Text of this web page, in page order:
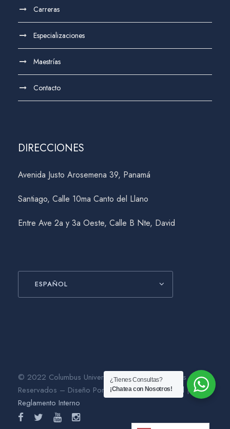
Carreras
Especializaciones
Maestrías
Contacto
DIRECCIONES
Avenida Justo Arosemena 39, Panamá
Santiago, Calle 10ma Canto del Llano
Entre Ave 2a y 3a Oeste, Calle B Nte, David
ESPAÑOL
© 2022 Columbus University. Todos los Derechos
Reservados – Diseño Por Gráfico Agencia Digital |
Reglamento Interno
¿Tienes Consultas?
¡Chatea con Nosotros!